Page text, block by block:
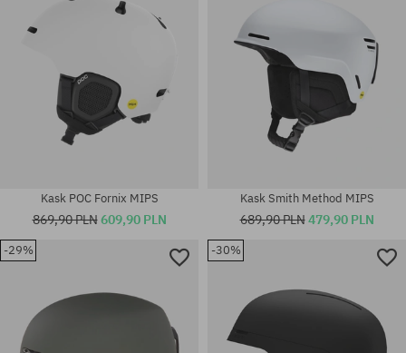
Kask POC Fornix MIPS
869,90 PLN609,90 PLN
Kask Smith Method MIPS
689,90 PLN479,90 PLN
-29% -30%